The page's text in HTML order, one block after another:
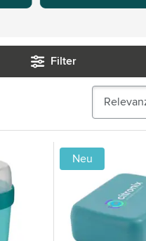
Filter
Neu